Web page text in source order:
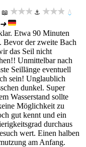
📖 ★★★ ⚓ ★★★ 💧
➜
Etwa 90 Minuten
Bevor der zweite Bach
das Seil nicht
Unmittelbar nach
Seillänge eventuell
sein! Unglaublich
dunkel. Super
Wasserstand sollte
Möglichkeit zu
gut kennt und ein
durchaus
wert. Einen halben
am Anfang.